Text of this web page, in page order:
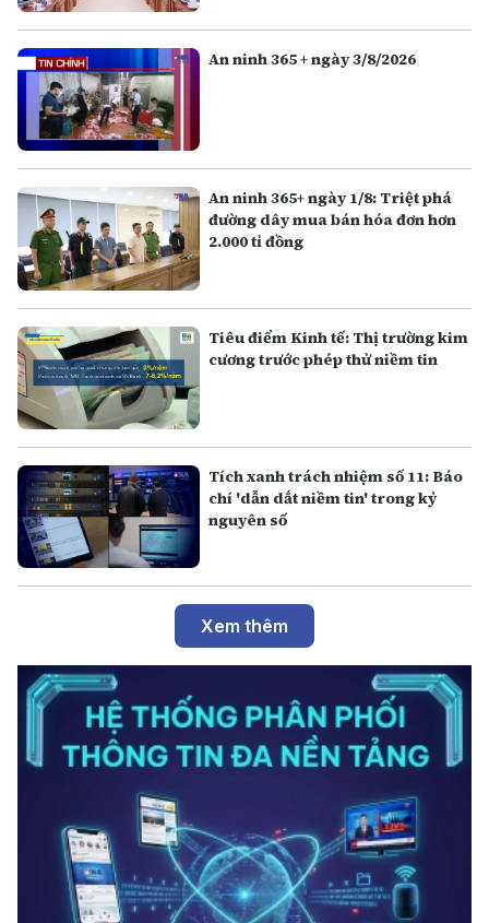
An ninh 365 + ngày 3/8/2026
An ninh 365+ ngày 1/8: Triệt phá
đường dây mua bán hóa đơn hơn
2.000 tỉ đồng
Tiêu điểm Kinh tế: Thị trường kim
cương trước phép thử niềm tin
Tích xanh trách nhiệm số 11: Báo
chí 'dẫn dắt niềm tin' trong kỷ
nguyên số
Xem thêm